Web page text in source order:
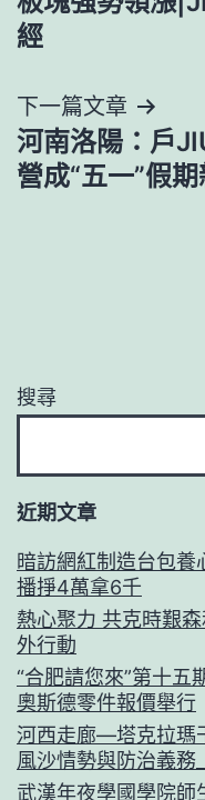
導
覽
經
下一篇文章
河南洛陽：戶
營成“五一”假
搜尋
近期文章
暗訪網紅制造台包養
播掙4萬拿6千
熱心聚力 共克時艱
外行動
“合肥請您來”第十五
奧斯德零件報價舉行
河西走廊—塔克拉瑪
風沙情勢與防治義務
武漢年夜學國學院師